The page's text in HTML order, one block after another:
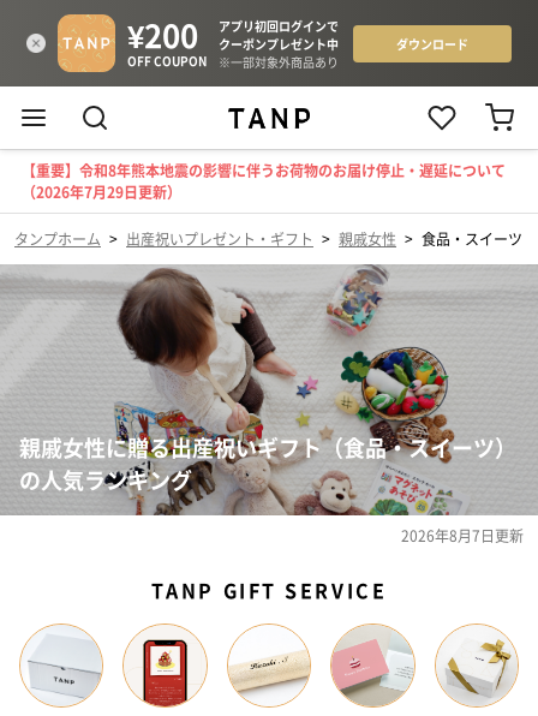
【重要】令和8年熊本地震の影響に伴うお荷物のお届け停止・遅延について
（2026年7月29日更新）
タンプホーム > 出産祝いプレゼント・ギフト > 親戚女性 > 食品・スイーツ
親戚女性に贈る出産祝いギフト（食品・スイーツ）
の人気ランキング
2026年8月7日更新
TANP GIFT SERVICE